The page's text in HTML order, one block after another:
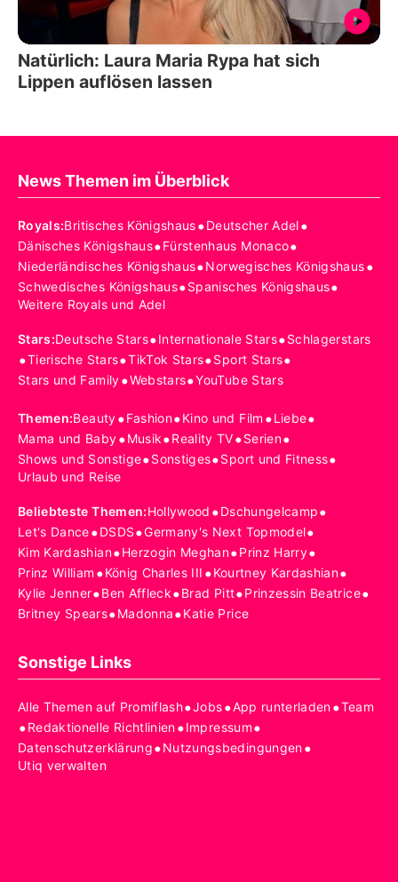
Natürlich: Laura Maria Rypa hat sich
Lippen auflösen lassen
News Themen im Überblick
Royals:Britisches Königshaus•Deutscher Adel•
Dänisches Königshaus•Fürstenhaus Monaco•
Niederländisches Königshaus•Norwegisches Königshaus•
Schwedisches Königshaus•Spanisches Königshaus•
Weitere Royals und Adel
Stars:Deutsche Stars•Internationale Stars•Schlagerstars
•Tierische Stars•TikTok Stars•Sport Stars•
Stars und Family•Webstars•YouTube Stars
Themen:Beauty•Fashion•Kino und Film •Liebe•
Mama und Baby•Musik•Reality TV•Serien•
Shows und Sonstige•Sonstiges•Sport und Fitness•
Urlaub und Reise
Beliebteste Themen:Hollywood •Dschungelcamp•
Let's Dance•DSDS•Germany's Next Topmodel•
Kim Kardashian•Herzogin Meghan•Prinz Harry•
Prinz William •König Charles III •Kourtney Kardashian•
Kylie Jenner•Ben Affleck•Brad Pitt•Prinzessin Beatrice•
Britney Spears•Madonna•Katie Price
Sonstige Links
Alle Themen auf Promiflash•Jobs•App runterladen•Team
•Redaktionelle Richtlinien•Impressum•
Datenschutzerklärung•Nutzungsbedingungen•
Utiq verwalten